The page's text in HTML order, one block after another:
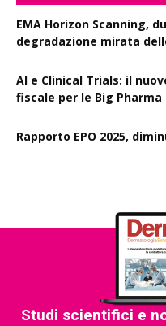
EMA Horizon Scanning,
degradazione mirata
AI e Clinical Trials: il
fiscale per le Big Pharma
Rapporto EPO 2025,
Studi scientifici e